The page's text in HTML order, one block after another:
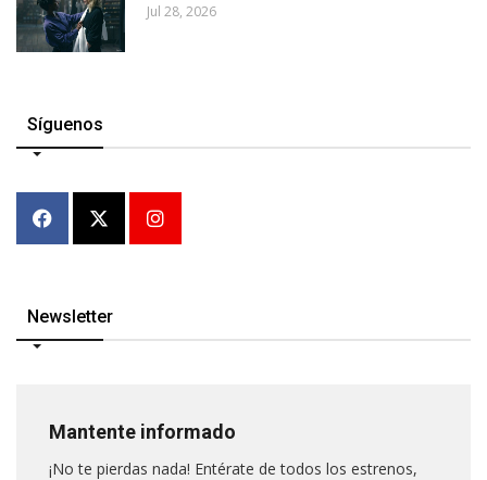
Jul 28, 2026
Síguenos
Newsletter
Mantente informado
¡No te pierdas nada! Entérate de todos los estrenos,